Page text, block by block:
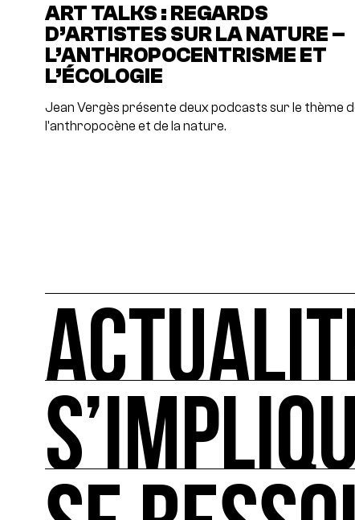
ART TALKS : REGARDS
D’ARTISTES SUR LA NATURE –
L’ANTHROPOCENTRISME ET
L’ÉCOLOGIE
Jean Vergès présente deux podcasts sur le thème
l'anthropocène et de la nature.
ACTUALITÉS
L'actualité française et internationale des
S’IMPLIQUER
Les bonnes pratiques, guides et outils pour